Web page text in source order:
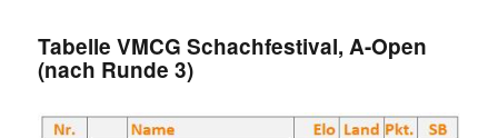
Tabelle VMCG Schachfestival, A-Open
(nach Runde 3)